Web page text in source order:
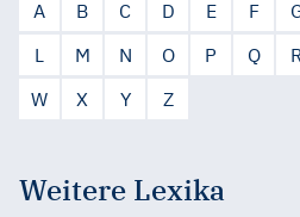
A B C D E F
L
M N O P Q R
W
X Y Z
Weitere Lexika